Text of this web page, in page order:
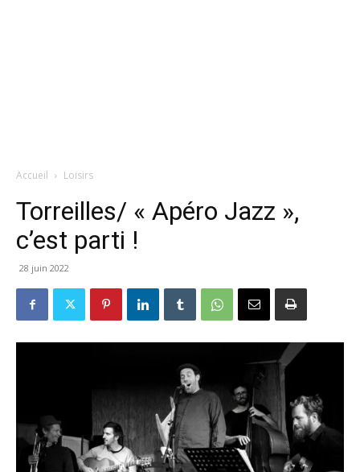
Accueil Loisirs
Torreilles/ « Apéro Jazz »,
c’est parti !
28 juin 2022